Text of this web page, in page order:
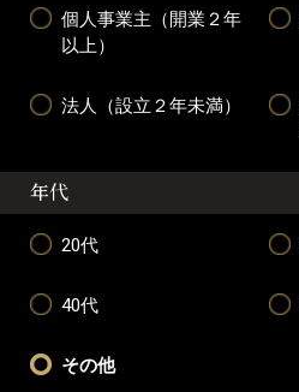
個人事業主（開業２年
以上）
法人（設立２年未満）
年代
20代
40代
その他